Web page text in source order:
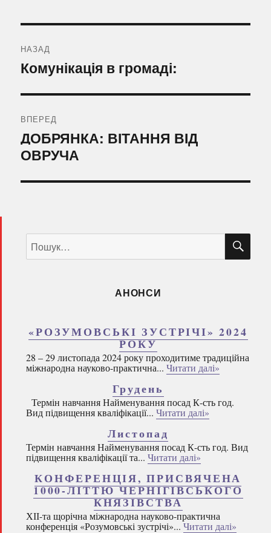
записів
НАЗАД
Попередній
запис:
Комунікація в громаді:
ВПЕРЕД
Наступний
запис:
ДОБРЯНКА: ВІТАННЯ ВІД
ОВРУЧА
за
запитом:
АНОНСИ
«РОЗУМОВСЬКІ ЗУСТРІЧІ» 2024
РОКУ
28 – 29 листопада 2024 року проходитиме традиційна
міжнародна науково-практична... Читати далі»
Грудень
Термін навчання Найменування посад К-сть год.
Вид підвищення кваліфікації... Читати далі»
Листопад
Термін навчання Найменування посад К-сть год. Вид
підвищення кваліфікації та... Читати далі»
КОНФЕРЕНЦІЯ, ПРИСВЯЧЕНА
1000-ЛІТТЮ ЧЕРНІГІВСЬКОГО
КНЯЗІВСТВА
ХІІ-та щорічна міжнародна науково-практична
конференція «Розумовські зустрічі»... Читати далі»